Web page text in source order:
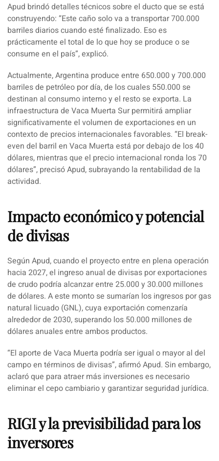
Apud brindó detalles técnicos sobre el ducto que se está
construyendo: “Este caño solo va a transportar 700.000
barriles diarios cuando esté finalizado. Eso es
prácticamente el total de lo que hoy se produce o se
consume en el país”, explicó.
Actualmente, Argentina produce entre 650.000 y 700.000
barriles de petróleo por día, de los cuales 550.000 se
destinan al consumo interno y el resto se exporta. La
infraestructura de Vaca Muerta Sur permitirá ampliar
significativamente el volumen de exportaciones en un
contexto de precios internacionales favorables. “El break-
even del barril en Vaca Muerta está por debajo de los 40
dólares, mientras que el precio internacional ronda los 70
dólares”, precisó Apud, subrayando la rentabilidad de la
actividad.
Impacto económico y potencial
de divisas
Según Apud, cuando el proyecto entre en plena operación
hacia 2027,el ingreso anual de divisas por exportaciones
de crudo podría alcanzar entre 25.000 y 30.000 millones
de dólares. A este monto se sumarían los ingresos por gas
natural licuado (GNL), cuya exportación comenzaría
alrededor de 2030, superando los 50.000 millones de
dólares anuales entre ambos productos.
“El aporte de Vaca Muerta podría ser igual o mayor al del
campo en términos de divisas”, afirmó Apud. Sin embargo,
aclaró que para atraer más inversiones es necesario
eliminar el cepo cambiario y garantizar seguridad jurídica.
RIGI y la previsibilidad para los
inversores